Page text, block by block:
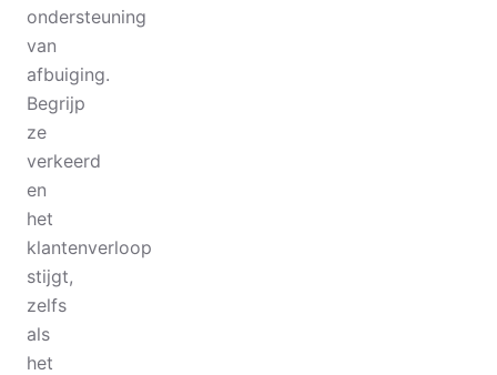
ondersteuning
van
afbuiging.
Begrijp
ze
verkeerd
en
het
klantenverloop
stijgt,
zelfs
als
het